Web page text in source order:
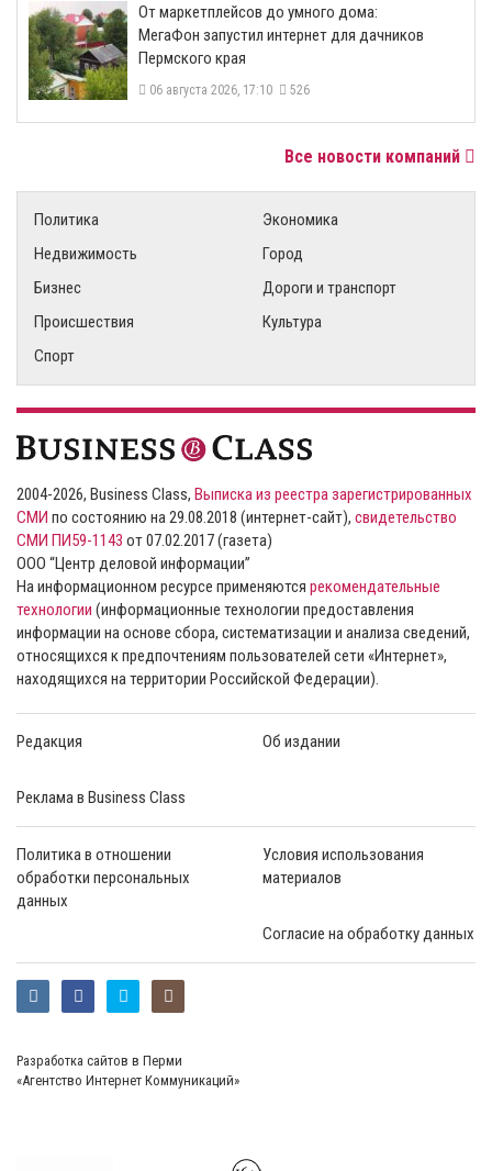
От маркетплейсов до умного дома:
МегаФон запустил интернет для дачников
Пермского края
06 августа 2026, 17:10 526
Все новости компаний
Политика
Экономика
Недвижимость
Город
Бизнес
Дороги и транспорт
Происшествия
Культура
Спорт
2004-2026, Business Class, Выписка из реестра зарегистрированных
СМИ по состоянию на 29.08.2018 (интернет-сайт), свидетельство
СМИ ПИ59-1143 от 07.02.2017 (газета)
ООО “Центр деловой информации”
На информационном ресурсе применяются рекомендательные
технологии (информационные технологии предоставления
информации на основе сбора, систематизации и анализа сведений,
относящихся к предпочтениям пользователей сети «Интернет»,
находящихся на территории Российской Федерации).
Редакция Об издании
Реклама в Business Class
Политика в отношении
обработки персональных
данных
Условия использования
материалов
Согласие на обработку данных
Разработка сайтов в Перми
«Агентство Интернет Коммуникаций»